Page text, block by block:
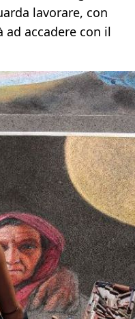
lavorare, con
ad accadere con il